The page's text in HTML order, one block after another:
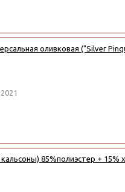
оливковая ("Silver
85%полиэстер + 15%